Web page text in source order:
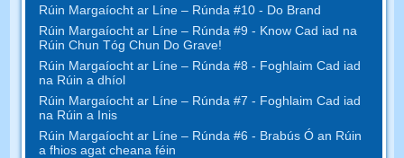
Rúin Margaíocht ar Líne – Rúnda #10 - Do Brand
Rúin Margaíocht ar Líne – Rúnda #9 - Know Cad iad na
Rúin Chun Tóg Chun Do Grave!
Rúin Margaíocht ar Líne – Rúnda #8 - Foghlaim Cad iad
na Rúin a dhíol
Rúin Margaíocht ar Líne – Rúnda #7 - Foghlaim Cad iad
na Rúin a Inis
Rúin Margaíocht ar Líne – Rúnda #6 - Brabús Ó an Rúin
a fhios agat cheana féin